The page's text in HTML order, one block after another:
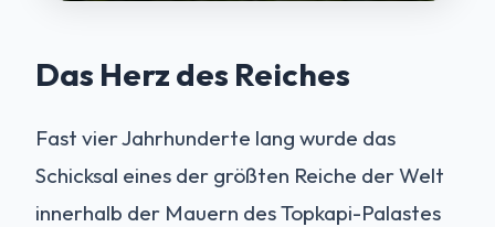
Das Herz des Reiches
Fast vier Jahrhunderte lang wurde das
Schicksal eines der größten Reiche der Welt
innerhalb der Mauern des Topkapi-Palastes